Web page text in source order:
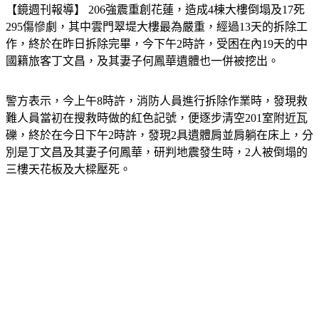
【鏡週刊報導】 206強震重創花蓮，造成4棟大樓倒塌及17死
295傷慘劇，其中雲門翠堤大樓最為嚴重，經過13天的拆除工
作，終於在昨日拆除完畢，今下午2時許，受困在內19天的中
國籍旅客丁文昌，及其妻子何鳳華遺體也一併被挖出。
警方表示，今上午8時許，消防人員進行拆除作業時，發現救
難人員當初在搜救時做的紅色記號，便逐步清空201室附近瓦
礫，終於在今日下午2時許，發現2具遺體肩並肩躺在床上，分
別是丁文昌及其妻子何鳳華，研判地震發生時，2人被倒塌的
三樓天花板及大樑壓死。